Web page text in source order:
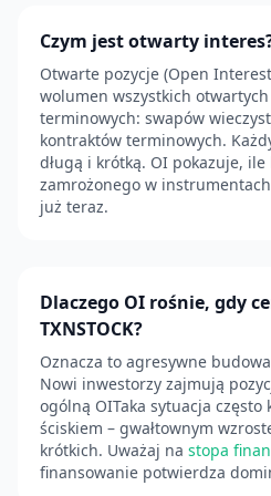
Czym jest otwarty interes?
Otwarte pozycje (Open
wolumen wszystkich
terminowych: swapów
kontraktów terminowych.
długą i krótką. OI pokazuje, ile
zamrożonego w
już teraz.
Dlaczego OI rośnie, gdy
TXNSTOCK?
Oznacza to agresywne
Nowi inwestorzy zajmują
ogólną OITaka sytuacja często
ściskiem – gwałtownym
krótkich. Uważaj na stopa
finansowanie potwierdza